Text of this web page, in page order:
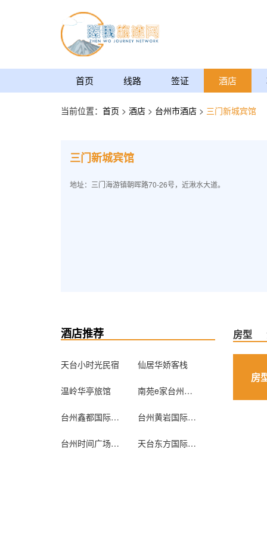
首页 线路 签证 酒店
当前位置： 首页 > 酒店 > 台州市酒店 > 三门新城宾馆
三门新城宾馆
地址：三门海游镇朝晖路70-26号，近湫水大道。
酒店推荐
天台小时光民宿 仙居华娇客栈
温岭华亭旅馆 南苑e家台州路桥店
台州鑫都国际大酒店 台州黄岩国际大酒店
台州时间广场酒店 天台东方国际大酒店
房型
房